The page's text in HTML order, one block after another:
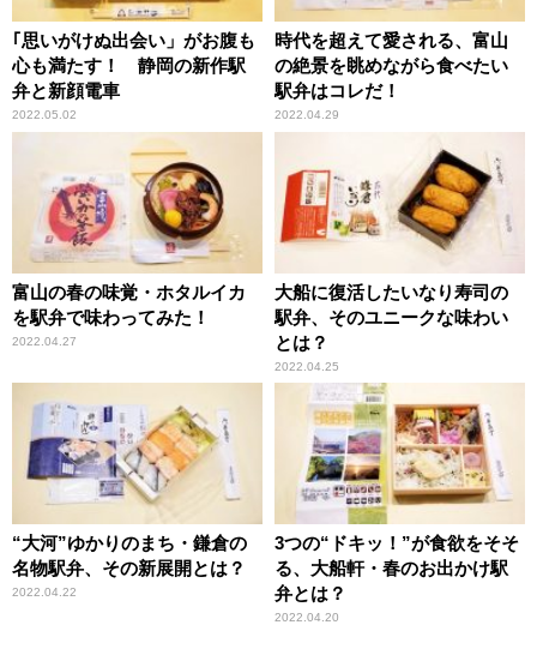
｢思いがけぬ出会い」がお腹も
心も満たす！ 静岡の新作駅
弁と新顔電車
2022.05.02
時代を超えて愛される、富山
の絶景を眺めながら食べたい
駅弁はコレだ！
2022.04.29
富山の春の味覚・ホタルイカ
を駅弁で味わってみた！
2022.04.27
大船に復活したいなり寿司の
駅弁、そのユニークな味わい
とは？
2022.04.25
“大河”ゆかりのまち・鎌倉の
名物駅弁、その新展開とは？
2022.04.22
3つの“ドキッ！”が食欲をそそ
る、大船軒・春のお出かけ駅
弁とは？
2022.04.20